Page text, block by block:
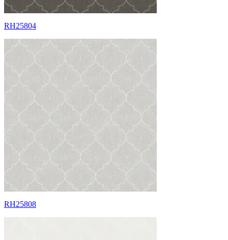
RH25804
RH25808